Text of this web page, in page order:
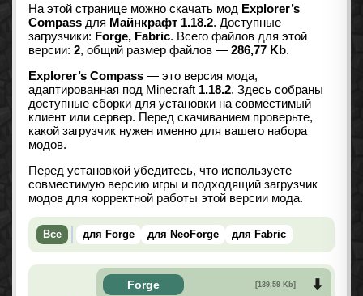
На этой странице можно скачать мод Explorer’s
Compass для Майнкрафт 1.18.2. Доступные
загрузчики: Forge, Fabric. Всего файлов для этой
версии: 2, общий размер файлов — 286,77 Kb.
Explorer’s Compass — это версия мода,
адаптированная под Minecraft 1.18.2. Здесь собраны
доступные сборки для установки на совместимый
клиент или сервер. Перед скачиванием проверьте,
какой загрузчик нужен именно для вашего набора
модов.
Перед установкой убедитесь, что используете
совместимую версию игры и подходящий загрузчик
модов для корректной работы этой версии мода.
Все для Forge для NeoForge для Fabric
Forge [139,59 Kb]